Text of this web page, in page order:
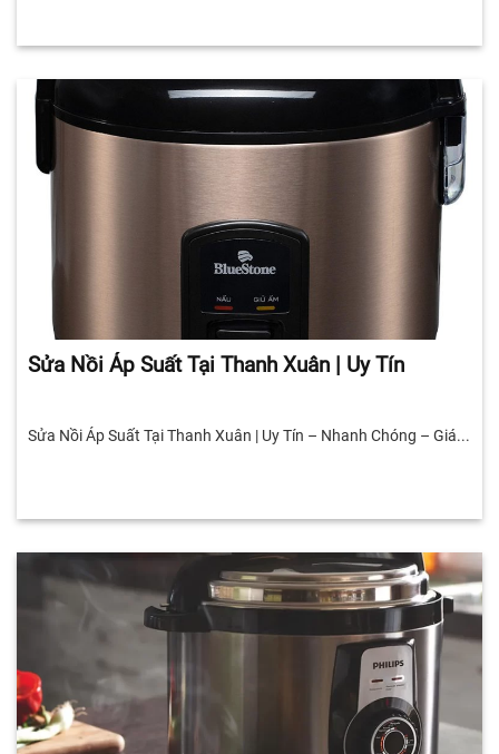
Sửa Nồi Áp Suất Tại Thanh Xuân | Uy Tín
Sửa Nồi Áp Suất Tại Thanh Xuân | Uy Tín – Nhanh Chóng – Giá...